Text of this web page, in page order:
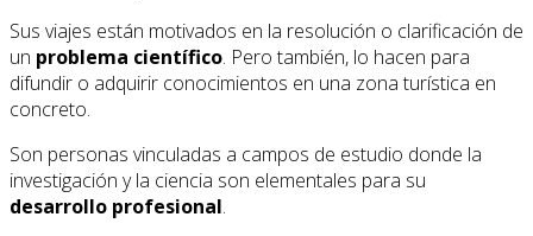
Sus viajes están motivados en la resolución o clarificación de
un problema científico. Pero también, lo hacen para
difundir o adquirir conocimientos en una zona turística en
concreto.
Son personas vinculadas a campos de estudio donde la
investigación y la ciencia son elementales para su
desarrollo profesional.